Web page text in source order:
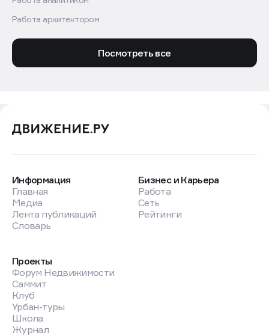
Работа архитектором
Посмотреть все
Информация
Главная
Медиа
Лента публикаций
Словарь
Бизнес и Карьера
Работа
Сеть
Рейтинги
Проекты
Форум Недвижимости
Саммит
Клуб
Урбан-туры
Школа
Журнал